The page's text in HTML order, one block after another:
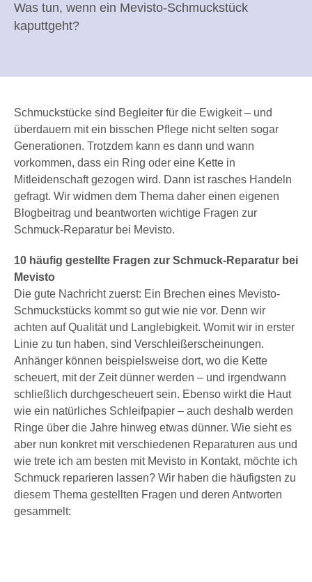
Was tun, wenn ein Mevisto-Schmuckstück
kaputtgeht?
Schmuckstücke sind Begleiter für die Ewigkeit – und
überdauern mit ein bisschen Pflege nicht selten sogar
Generationen. Trotzdem kann es dann und wann
vorkommen, dass ein Ring oder eine Kette in
Mitleidenschaft gezogen wird. Dann ist rasches Handeln
gefragt. Wir widmen dem Thema daher einen eigenen
Blogbeitrag und beantworten wichtige Fragen zur
Schmuck-Reparatur bei Mevisto.
10 häufig gestellte Fragen zur Schmuck-Reparatur bei
Mevisto
Die gute Nachricht zuerst: Ein Brechen eines Mevisto-
Schmuckstücks kommt so gut wie nie vor. Denn wir
achten auf Qualität und Langlebigkeit. Womit wir in erster
Linie zu tun haben, sind Verschleißerscheinungen.
Anhänger können beispielsweise dort, wo die Kette
scheuert, mit der Zeit dünner werden – und irgendwann
schließlich durchgescheuert sein. Ebenso wirkt die Haut
wie ein natürliches Schleifpapier – auch deshalb werden
Ringe über die Jahre hinweg etwas dünner. Wie sieht es
aber nun konkret mit verschiedenen Reparaturen aus und
wie trete ich am besten mit Mevisto in Kontakt, möchte ich
Schmuck reparieren lassen? Wir haben die häufigsten zu
diesem Thema gestellten Fragen und deren Antworten
gesammelt: